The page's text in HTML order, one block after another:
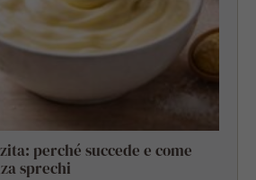
perché succede e come
sprechi